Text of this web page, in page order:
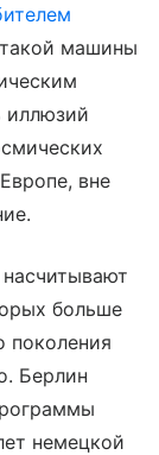
машины
иллюзий
вне
больше
поколения
Берлин
немецкой